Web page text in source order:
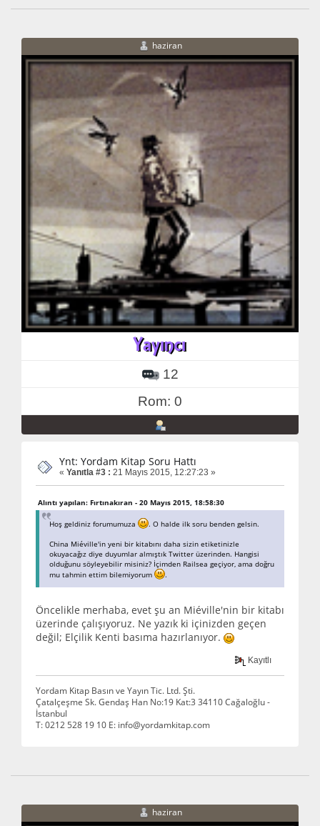
haziran
12
Rom: 0
Ynt: Yordam Kitap Soru Hattı
« Yanıtla #3 : 21 Mayıs 2015, 12:27:23 »
Alıntı yapılan: Fırtınakıran - 20 Mayıs 2015, 18:58:30
Hoş geldiniz forumumuza
. O halde ilk soru benden gelsin.
China Miéville'in yeni bir kitabını daha sizin etiketinizle
okuyacağız diye duyumlar almıştık Twitter üzerinden. Hangisi
olduğunu söyleyebilir misiniz? İçimden Railsea geçiyor, ama doğru
mu tahmin ettim bilemiyorum
.
Öncelikle merhaba, evet şu an Miéville'nin bir kitabı
üzerinde çalışıyoruz. Ne yazık ki içinizden geçen
değil; Elçilik Kenti basıma hazırlanıyor.
Kayıtlı
Yordam Kitap Basın ve Yayın Tic. Ltd. Şti.
Çatalçeşme Sk. Gendaş Han No:19 Kat:3 34110 Cağaloğlu -
İstanbul
T: 0212 528 19 10 E: info@yordamkitap.com
haziran